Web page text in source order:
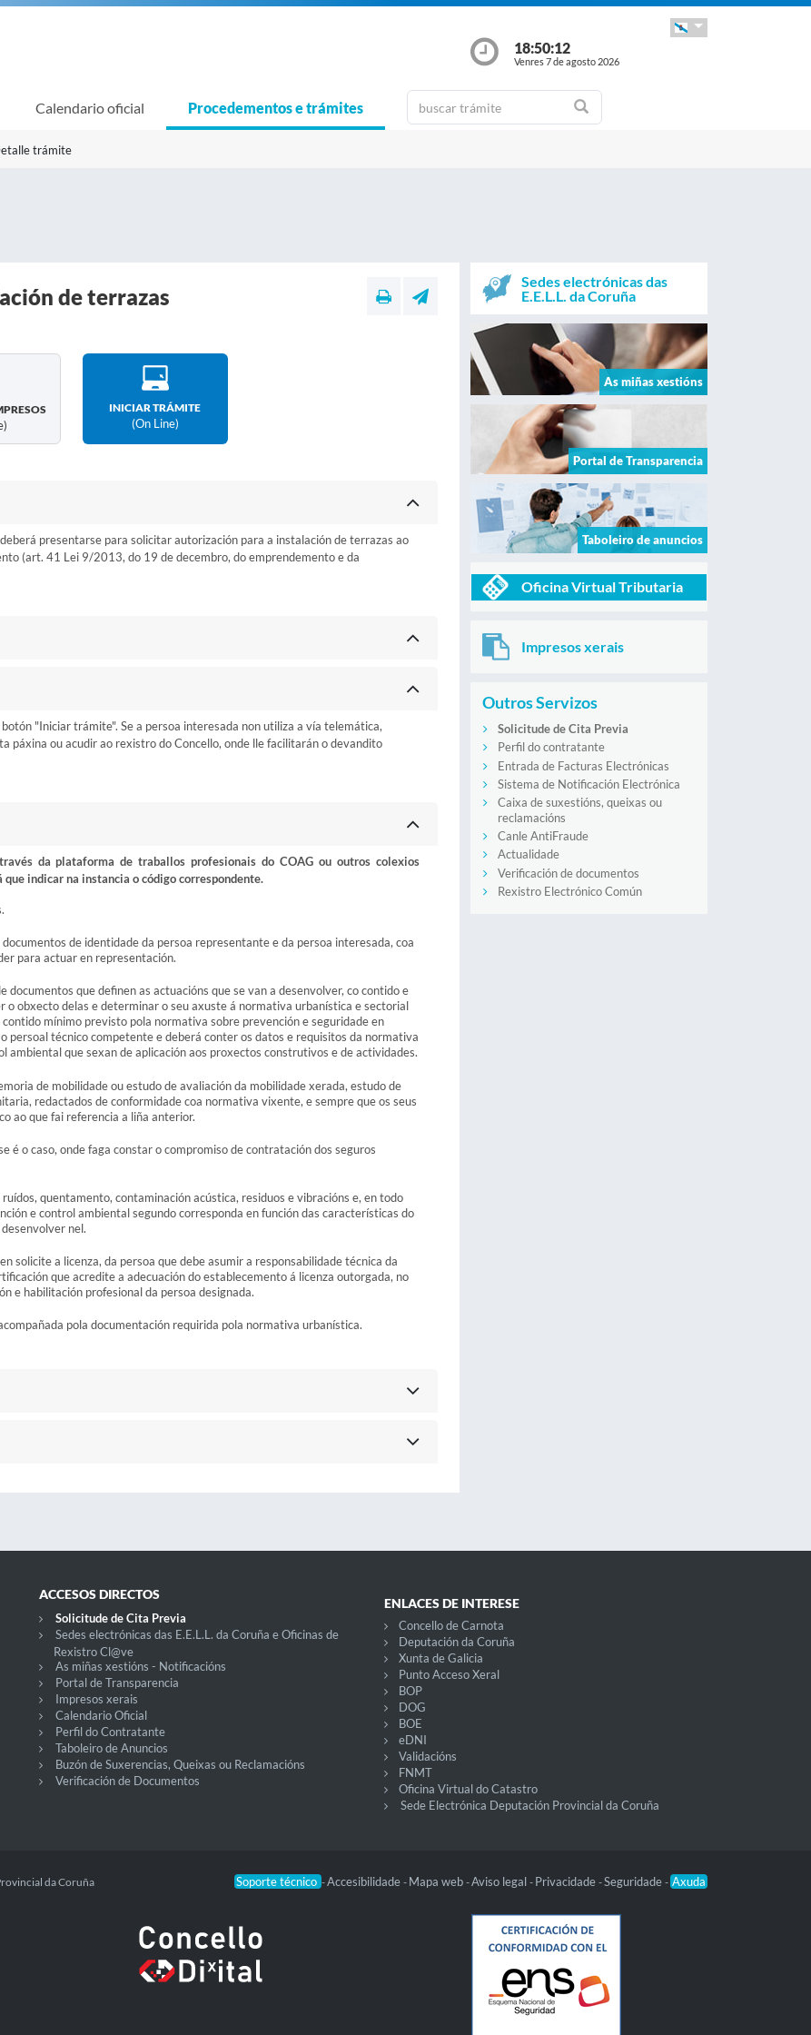
18:50:12
Venres 7 de agosto 2026
Calendario oficial Procedementos e trámites
trámite
de terrazas
INICIAR TRÁMITE
(on Line)
presentarse para solicitar autorización para a instalación de terrazas ao
(art. 41 Lei 9/2013, do 19 de decembro, do emprendemento e da
"Iniciar trámite". Se a persoa interesada non utiliza a vía telemática,
páxina ou acudir ao rexistro do Concello, onde lle facilitarán o devandito
da plataforma de traballos profesionais do COAG ou outros colexios
indicar na instancia o código correspondente.
de identidade da persoa representante e da persoa interesada, coa
para actuar en representación.
documentos que definen as actuacións que se van a desenvolver, co contido e
o obxecto delas e determinar o seu axuste á normativa urbanística e sectorial
mínimo previsto pola normativa sobre prevención e seguridade en
persoal técnico competente e deberá conter os datos e requisitos da normativa
ambiental que sexan de aplicación aos proxectos construtivos e de actividades.
de mobilidade ou estudo de avaliación da mobilidade xerada, estudo de
redactados de conformidade coa normativa vixente, e sempre que os seus
ao que fai referencia a liña anterior.
é o caso, onde faga constar o compromiso de contratación dos seguros
quentamento, contaminación acústica, residuos e vibracións e, en todo
e control ambiental segundo corresponda en función das características do
nel.
solicite a licenza, da persoa que debe asumir a responsabilidade técnica da
que acredite a adecuación do establecemento á licenza outorgada, no
e habilitación profesional da persoa designada.
pola documentación requirida pola normativa urbanística.
Sedes electrónicas das
E.E.L.L. da Coruña
As miñas xestións
Portal de Transparencia
Taboleiro de anuncios
Oficina Virtual Tributaria
Impresos xerais
Outros Servizos
Solicitude de Cita Previa
Perfil do contratante
Entrada de Facturas Electrónicas
Sistema de Notificación Electrónica
Caixa de suxestións, queixas ou
reclamacións
Canle AntiFraude
Actualidade
Verificación de documentos
Rexistro Electrónico Común
ACCESOS DIRECTOS
Solicitude de Cita Previa
Sedes electrónicas das E.E.L.L. da Coruña e Oficinas de
Rexistro Cl@ve
As miñas xestións - Notificacións
Portal de Transparencia
Impresos xerais
Calendario Oficial
Perfil do Contratante
Taboleiro de Anuncios
Buzón de Suxerencias, Queixas ou Reclamacións
Verificación de Documentos
ENLACES DE INTERESE
Concello de Carnota
Deputación da Coruña
Xunta de Galicia
Punto Acceso Xeral
BOP
DOG
BOE
eDNI
Validacións
FNMT
Oficina Virtual do Catastro
Sede Electrónica Deputación Provincial da Coruña
Soporte técnico -Accesibilidade - Mapa web -Aviso legal - Privacidade -Seguridade - Axuda
da Coruña